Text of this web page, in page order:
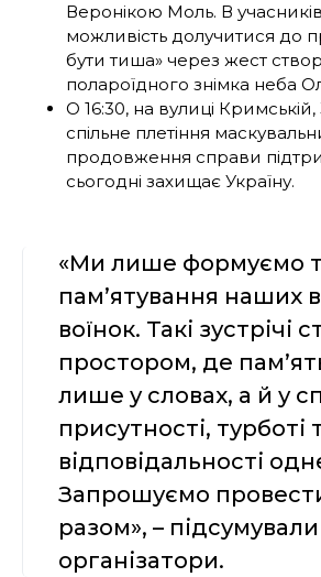
Веронікою Моль. В
можливість долучитися до
бути тиша» через жест
полароїдного знімка неба
О 16:30, на вулиці Кримській,
спільне плетіння
продовження справи
сьогодні захищає Україну.
«Ми лише формуємо
пам’ятування наших
воїнок. Такі зустрічі
простором, де
лише у словах, а й у
присутності, турботі
відповідальності
Запрошуємо
разом», – підсумували
організатори.